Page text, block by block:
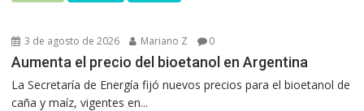
3 de agosto de 2026 Mariano Z 0
Aumenta el precio del bioetanol en Argentina
La Secretaría de Energía fijó nuevos precios para el bioetanol de
caña y maíz, vigentes en...